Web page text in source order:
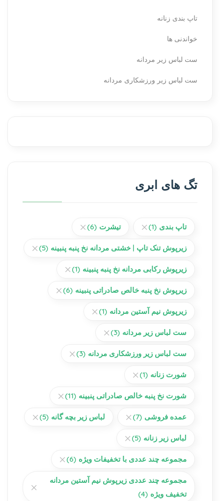
تاپ بندی زنانه
خواندنی ها
ست لباس زیر مردانه
ست لباس زیر ورزشکاری مردانه
تگ های ابری
تاپ بندی (1) تیشرت (6)
زیرپوش تنک تاپ | خشتی مردانه نخ پنبه پنبینه (5)
زیرپوش رکابی مردانه نخ پنبه پنبینه (1)
زیرپوش نخ پنبه خالص صادراتی پنبینه (6)
زیرپوش نیم آستین مردانه (1)
ست لباس زیر مردانه (3)
ست لباس زیر ورزشکاری مردانه (3)
شورت زنانه (1)
شورت نخ پنبه خالص صادراتی پنبینه (11)
عمده فروشی (7) لباس زیر بچه گانه (5)
لباس زیر زنانه (5)
مجموعه چند عددی با تخفیفات ویژه (6)
مجموعه چند عددی زیرپوش نیم آستین مردانه
تخفیف ویژه (4)